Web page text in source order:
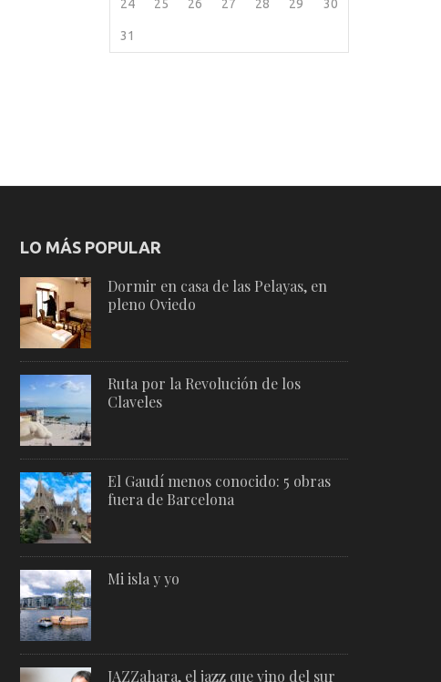
24 25 26 27 28 29 30
31
LO MÁS POPULAR
Dormir en casa de las Pelayas, en
pleno Oviedo
Ruta por la Revolución de los
Claveles
El Gaudí menos conocido: 5 obras
fuera de Barcelona
Mi isla y yo
JAZZahara, el jazz que vino del sur